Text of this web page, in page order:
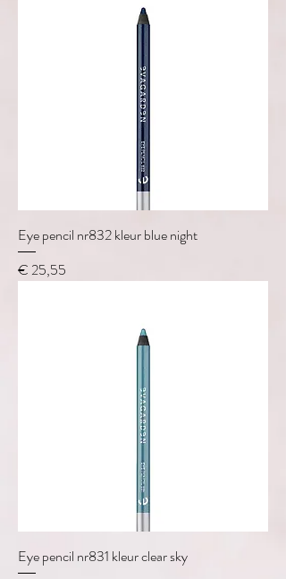
Eye pencil nr832 kleur blue night
Prijs
€ 25,55
Eye pencil nr831 kleur clear sky